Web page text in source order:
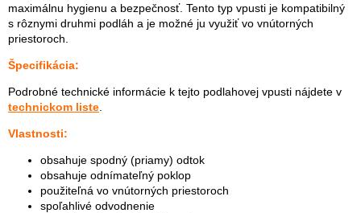
maximálnu hygienu a bezpečnosť. Tento typ vpusti je kompatibilný
s rôznymi druhmi podláh a je možné ju využiť vo vnútorných
priestoroch.
Špecifikácia:
Podrobné technické informácie k tejto podlahovej vpusti nájdete v
technickom liste
Vlastnosti:
obsahuje spodný (priamy) odtok
obsahuje odnímateľný poklop
použiteľná vo vnútorných priestoroch
spoľahlivé odvodnenie